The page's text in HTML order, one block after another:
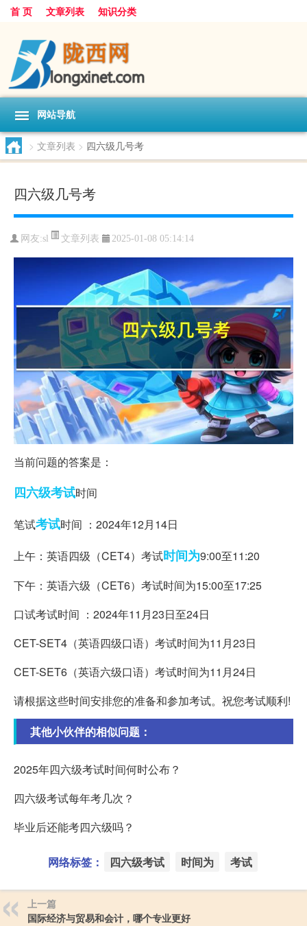
首 页 文章列表 知识分类
网站导航
> 文章列表 > 四六级几号考
四六级几号考
网友:sl 文章列表 2025-01-08 05:14:14
当前问题的答案是：
四六级考试时间
笔试考试时间 ：2024年12月14日
上午：英语四级（CET4）考试时间为9:00至11:20
下午：英语六级（CET6）考试时间为15:00至17:25
口试考试时间 ：2024年11月23日至24日
CET-SET4（英语四级口语）考试时间为11月23日
CET-SET6（英语六级口语）考试时间为11月24日
请根据这些时间安排您的准备和参加考试。祝您考试顺利!
其他小伙伴的相似问题：
2025年四六级考试时间何时公布？
四六级考试每年考几次？
毕业后还能考四六级吗？
网络标签： 四六级考试 时间为 考试
上一篇
国际经济与贸易和会计，哪个专业更好